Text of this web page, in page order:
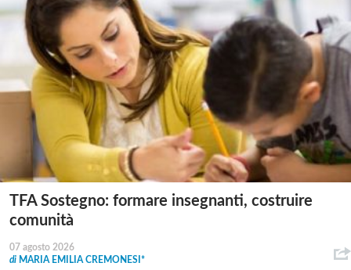
TFA Sostegno: formare insegnanti, costruire
comunità
07 agosto 2026
di MARIA EMILIA CREMONESI*